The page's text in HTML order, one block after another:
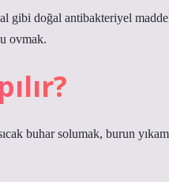
gibi doğal antibakteriyel
ovmak.
buhar solumak, burun